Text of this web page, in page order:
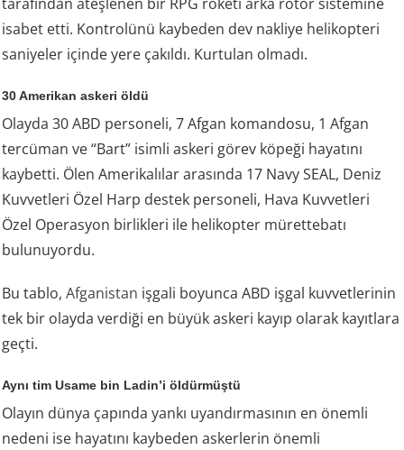
isabet etti. Kontrolünü kaybeden dev nakliye helikopteri
saniyeler içinde yere çakıldı. Kurtulan olmadı.
30 Amerikan askeri öldü
Olayda 30 ABD personeli, 7 Afgan komandosu, 1 Afgan
tercüman ve “Bart” isimli askeri görev köpeği hayatını
kaybetti. Ölen Amerikalılar arasında 17 Navy SEAL, Deniz
Kuvvetleri Özel Harp destek personeli, Hava Kuvvetleri
Özel Operasyon birlikleri ile helikopter mürettebatı
bulunuyordu.
Bu tablo,Afganistan işgali boyunca ABD işgal kuvvetlerinin
tek bir olayda verdiği en büyük askeri kayıp olarak kayıtlara
geçti.
Aynı tim Usame bin Ladin’i öldürmüştü
Olayın dünya çapında yankı uyandırmasının en önemli
nedeni ise hayatını kaybeden askerlerin önemli